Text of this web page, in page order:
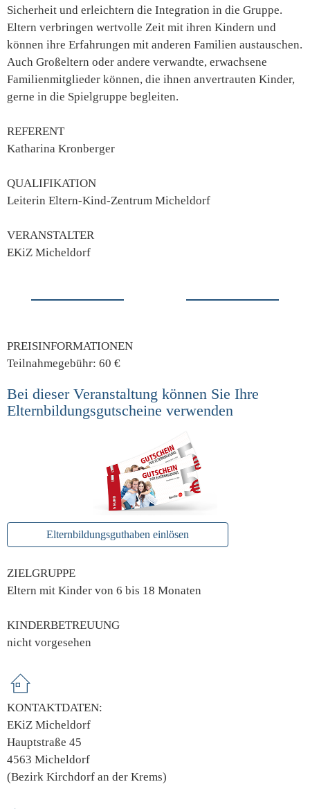
Sicherheit und erleichtern die Integration in die Gruppe.
Eltern verbringen wertvolle Zeit mit ihren Kindern und
können ihre Erfahrungen mit anderen Familien austauschen.
Auch Großeltern oder andere verwandte, erwachsene
Familienmitglieder können, die ihnen anvertrauten Kinder,
gerne in die Spielgruppe begleiten.
REFERENT
Katharina Kronberger
QUALIFIKATION
Leiterin Eltern-Kind-Zentrum Micheldorf
VERANSTALTER
EKiZ Micheldorf
PREISINFORMATIONEN
Teilnahmegebühr: 60 €
Bei dieser Veranstaltung können Sie Ihre
Elternbildungsgutscheine verwenden
Elternbildungsguthaben einlösen
ZIELGRUPPE
Eltern mit Kinder von 6 bis 18 Monaten
KINDERBETREUUNG
nicht vorgesehen
KONTAKTDATEN:
EKiZ Micheldorf
Hauptstraße 45
4563 Micheldorf
(Bezirk Kirchdorf an der Krems)